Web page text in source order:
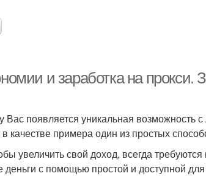
и заработка на прокси.
появляется уникальная возможность с
качестве примера один из простых
увеличить свой доход, всегда
с помощью простой и доступной